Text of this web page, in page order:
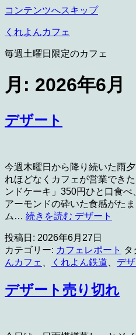
コンテンツへスキップ
くれよんカフェ
毎週土曜日限定のカフェ
月: 2026年6月
デザート
今週木曜日から降り続いた雨
れほどなくカフェが営業でき
ンドケーキ」350円ひと口食
アーモンドの砕いた食感がた
ム… 続きを読む デザート
投稿日: 2026年6月27日
カテゴリー: カフェレポート タ
んカフェ
くれよん鉄道 デ
デザート売り切れ